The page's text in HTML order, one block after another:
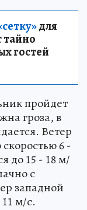
для
тайно
гостей
пройдет
гроза, в
Ветер
6 -
до 15 - 18 м/
с
западной
м/с.